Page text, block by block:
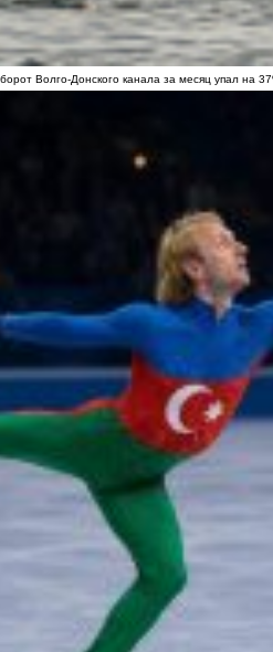
Волго-Донского канала за месяц упал на